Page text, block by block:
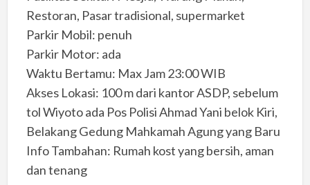
Restoran, Pasar tradisional, supermarket
Parkir Mobil: penuh
Parkir Motor: ada
Waktu Bertamu: Max Jam 23:00 WIB
Akses Lokasi: 100 m dari kantor ASDP, sebelum
tol Wiyoto ada Pos Polisi Ahmad Yani belok Kiri,
Belakang Gedung Mahkamah Agung yang Baru
Info Tambahan: Rumah kost yang bersih, aman
dan tenang